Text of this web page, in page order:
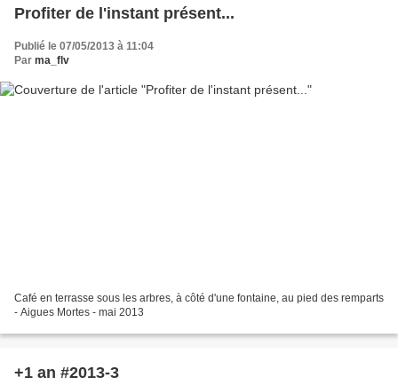
Profiter de l'instant présent...
Publié le 07/05/2013 à 11:04
Par ma_flv
Café en terrasse sous les arbres, à côté d'une fontaine, au pied des remparts
- Aigues Mortes - mai 2013
+1 an #2013-3